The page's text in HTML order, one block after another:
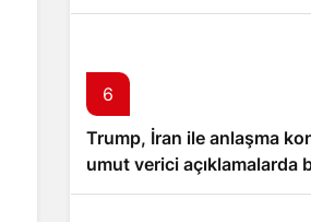
6
Trump, İran ile anlaşma
umut verici açıklamalarda